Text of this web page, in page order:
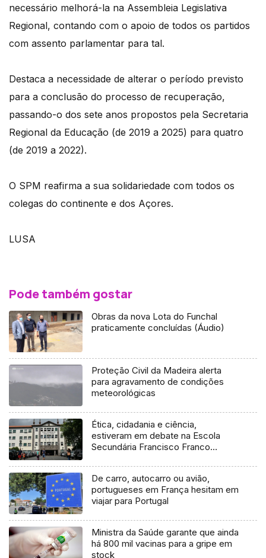
necessário melhorá-la na Assembleia Legislativa
Regional, contando com o apoio de todos os partidos
com assento parlamentar para tal.
Destaca a necessidade de alterar o período previsto
para a conclusão do processo de recuperação,
passando-o dos sete anos propostos pela Secretaria
Regional da Educação (de 2019 a 2025) para quatro
(de 2019 a 2022).
O SPM reafirma a sua solidariedade com todos os
colegas do continente e dos Açores.
LUSA
Pode também gostar
Obras da nova Lota do Funchal
praticamente concluídas (Áudio)
Proteção Civil da Madeira alerta
para agravamento de condições
meteorológicas
Ética, cidadania e ciência,
estiveram em debate na Escola
Secundária Francisco Franco
De carro, autocarro ou avião,
portugueses em França hesitam em
viajar para Portugal
Ministra da Saúde garante que ainda
há 800 mil vacinas para a gripe em
stock